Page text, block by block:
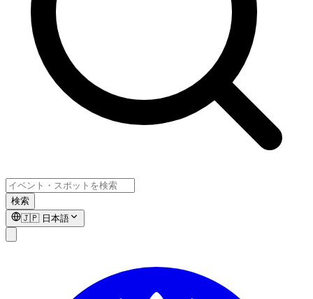
検索
🇯🇵 日本語